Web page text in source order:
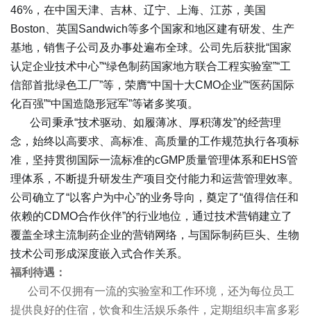
46%，在中国天津、吉林、辽宁、上海、江苏，美国
Boston、英国Sandwich等多个国家和地区建有研发、生产
基地，销售子公司及办事处遍布全球。公司先后获批“国家
认定企业技术中心”“绿色制药国家地方联合工程实验室”“工
信部首批绿色工厂”等，荣膺“中国十大CMO企业”“医药国际
化百强”“中国造隐形冠军”等诸多奖项。
公司秉承“技术驱动、如履薄冰、厚积薄发”的经营理
念，始终以高要求、高标准、高质量的工作规范执行各项标
准，坚持贯彻国际一流标准的cGMP质量管理体系和EHS管
理体系，不断提升研发生产项目交付能力和运营管理效率。
公司确立了“以客户为中心”的业务导向，奠定了“值得信任和
依赖的CDMO合作伙伴”的行业地位，通过技术营销建立了
覆盖全球主流制药企业的营销网络，与国际制药巨头、生物
技术公司形成深度嵌入式合作关系。
福利待遇：
公司不仅拥有一流的实验室和工作环境，还为每位员工
提供良好的住宿，饮食和生活娱乐条件，定期组织丰富多彩